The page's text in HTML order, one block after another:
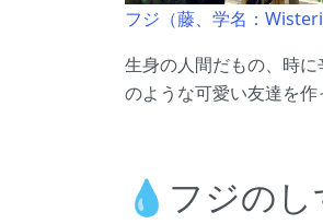
フジ（藤、学名：
生身の人間だもの、時
のような可愛い友達を
💧フジの